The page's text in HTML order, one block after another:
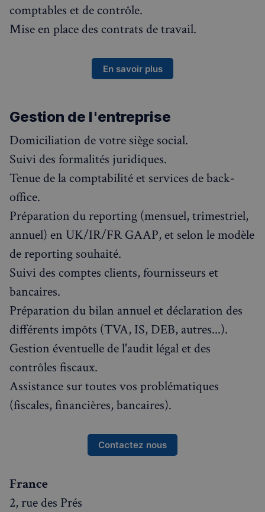
comptables et de contrôle.
Mise en place des contrats de travail.
En savoir plus
Gestion de l'entreprise
Domiciliation de votre siège social.
Suivi des formalités juridiques.
Tenue de la comptabilité et services de back-
office.
Préparation du reporting (mensuel, trimestriel,
annuel) en UK/IR/FR GAAP, et selon le modèle
de reporting souhaité.
Suivi des comptes clients, fournisseurs et
bancaires.
Préparation du bilan annuel et déclaration des
différents impôts (TVA, IS, DEB, autres...).
Gestion éventuelle de l'audit légal et des
contrôles fiscaux.
Assistance sur toutes vos problématiques
(fiscales, financières, bancaires).
Contactez nous
France
2, rue des Prés